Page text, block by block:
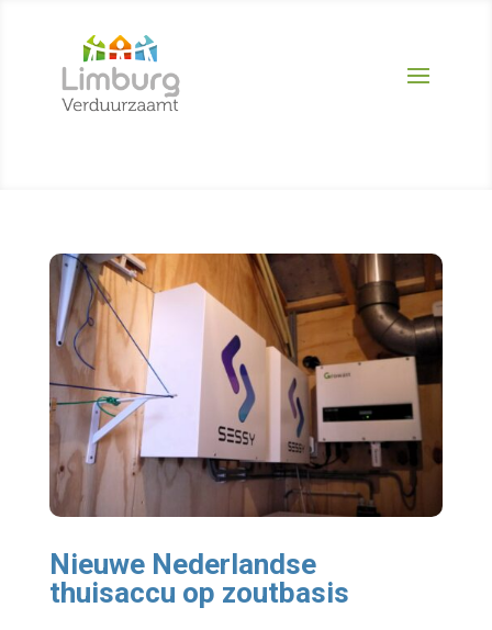
Nieuwe Nederlandse
thuisaccu op zoutbasis